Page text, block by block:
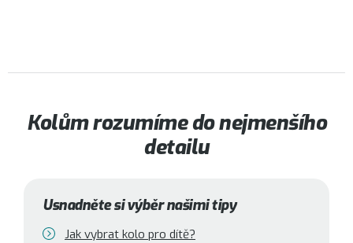
Kolům rozumíme do nejmenšího
detailu
Usnadněte si výběr našimi tipy
Jak vybrat kolo pro dítě?